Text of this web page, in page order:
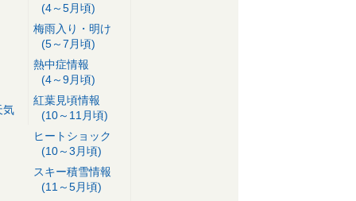
気
(4～5月頃)
梅雨入り・明け
(5～7月頃)
熱中症情報
(4～9月頃)
紅葉見頃情報
(10～11月頃)
ヒートショック
(10～3月頃)
スキー積雪情報
(11～5月頃)